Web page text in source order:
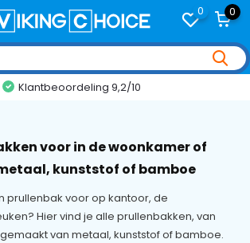
0 0
Klantbeoordeling 9,2/10
voor in de woonkamer of
kunststof of bamboe
prullenbak voor op kantoor, de
Hier vind je alle prullenbakken, van
van metaal, kunststof of bamboe.